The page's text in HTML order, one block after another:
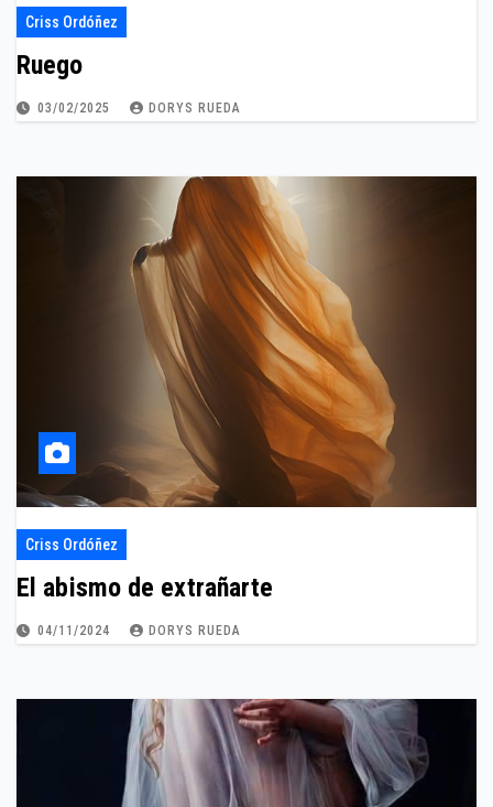
Criss Ordóñez
Ruego
03/02/2025 DORYS RUEDA
Criss Ordóñez
El abismo de extrañarte
04/11/2024 DORYS RUEDA